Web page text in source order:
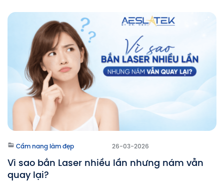
Cẩm nang làm đẹp 26-03-2026
Vì sao bắn Laser nhiều lần nhưng nám vẫn
quay lại?